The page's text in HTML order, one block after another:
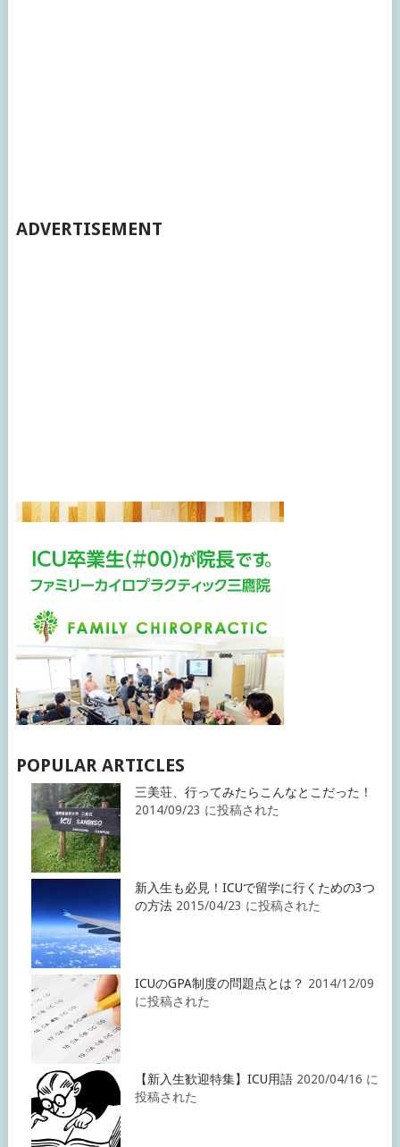
ADVERTISEMENT
POPULAR ARTICLES
三美荘、行ってみたらこんなとこだった！
2014/09/23 に投稿された
新入生も必見！ICUで留学に行くための3つ
の方法 2015/04/23 に投稿された
ICUのGPA制度の問題点とは？ 2014/12/09
に投稿された
【新入生歓迎特集】ICU用語 2020/04/16 に
投稿された